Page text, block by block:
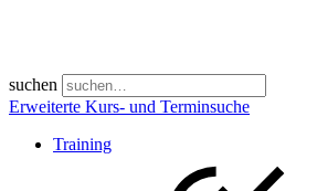
suchen
Erweiterte Kurs- und Terminsuche
Training